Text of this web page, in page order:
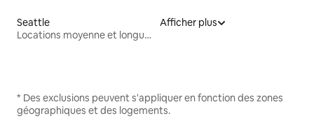
Seattle
Locations moyenne et longue durée
Afficher plus
* Des exclusions peuvent s'appliquer en fonction des zones
géographiques et des logements.